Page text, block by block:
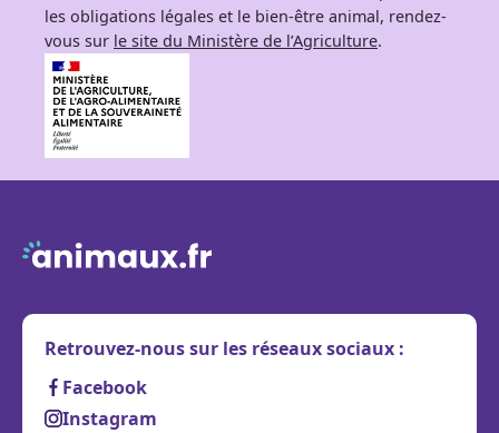
les obligations légales et le bien-être animal, rendez-
vous sur le site du Ministère de l’Agriculture.
Retrouvez-nous sur les réseaux sociaux :
Facebook
Instagram